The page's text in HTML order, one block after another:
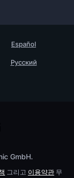
Español
Русский
GmbH.
그리고 이용약관 무